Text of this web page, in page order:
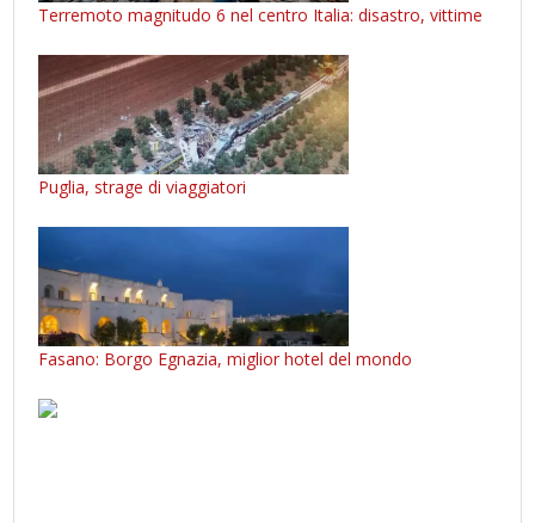
Terremoto magnitudo 6 nel centro Italia: disastro, vittime
Puglia, strage di viaggiatori
Fasano: Borgo Egnazia, miglior hotel del mondo